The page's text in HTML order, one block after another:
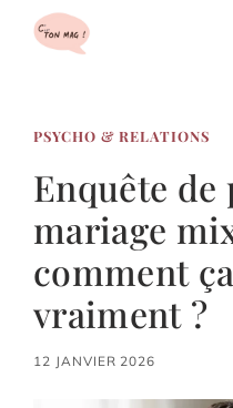
PSYCHO & RELATIONS
Enquête
mariage
comment
vraiment ?
12 JANVIER 2026